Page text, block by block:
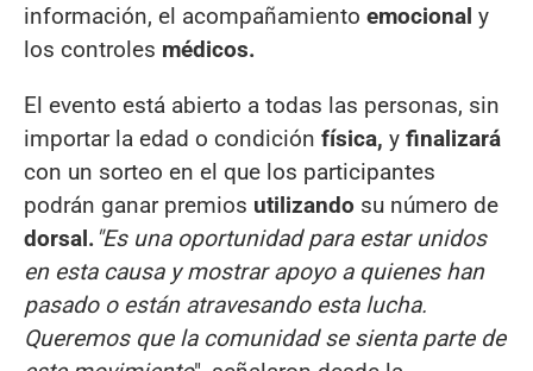
información, el acompañamiento emocional y
los controles médicos.
El evento está abierto a todas las personas, sin
importar la edad o condición física, y finalizará
con un sorteo en el que los participantes
podrán ganar premios utilizando su número de
dorsal. "Es una oportunidad para estar unidos
en esta causa y mostrar apoyo a quienes han
pasado o están atravesando esta lucha.
Queremos que la comunidad se sienta parte de